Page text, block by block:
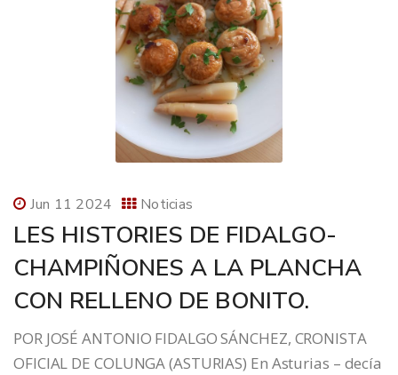
Jun 11 2024 Noticias
LES HISTORIES DE FIDALGO-
CHAMPIÑONES A LA PLANCHA
CON RELLENO DE BONITO.
POR JOSÉ ANTONIO FIDALGO SÁNCHEZ, CRONISTA
OFICIAL DE COLUNGA (ASTURIAS) En Asturias – decía